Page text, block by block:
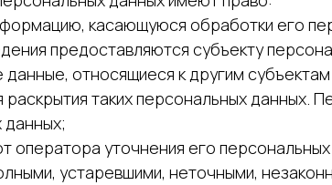
касающуюся обработки его
предоставляются субъекту
относящиеся к другим
раскрытия таких персональных данных.
оператора уточнения его
устаревшими, неточными,